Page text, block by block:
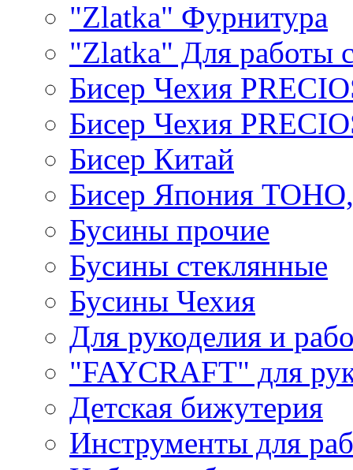
"Zlatka" Фурнитура
"Zlatka" Для работы
Бисер Чехия
Бисер Чехия
Бисер Китай
Бисер Япония
Бусины прочие
Бусины стеклянные
Бусины Чехия
Для рукоделия и
"FAYCRAFT" для
Детская бижутерия
Инструменты для